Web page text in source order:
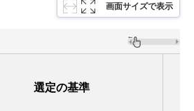
画面サイズで表示
選定の基準